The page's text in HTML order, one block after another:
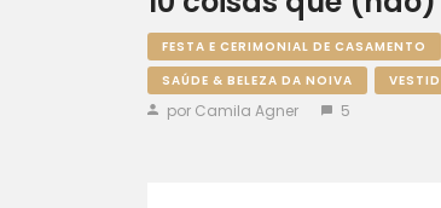
FESTA E CERIMONIAL DE CASAMENTO
SAÚDE & BELEZA DA NOIVA
por Camila Agner 5